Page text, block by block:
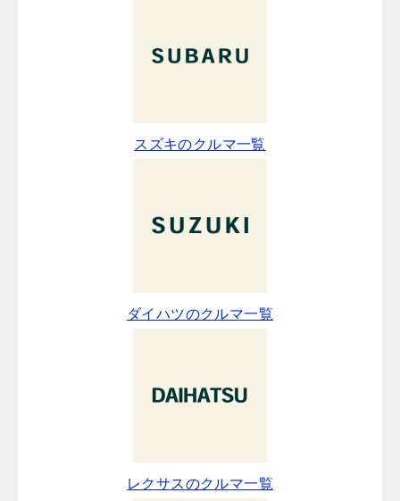
スズキのクルマ一覧
ダイハツのクルマ一覧
レクサスのクルマ一覧